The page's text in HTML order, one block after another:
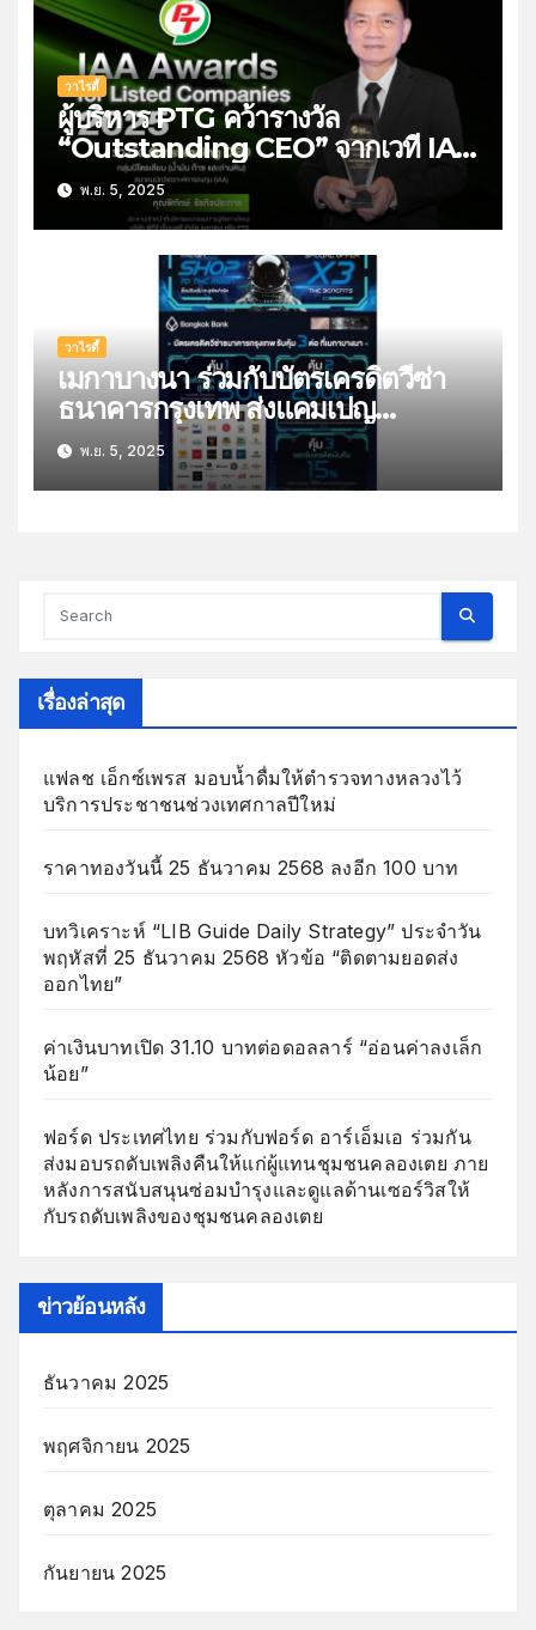
วาไรตี้
ผู้บริหาร PTG คว้ารางวัล
“Outstanding CEO” จากเวที IAA
Awards for Listed Companies
2025 สะท้อนความเชื่อมั่นนัก
วิเคราะห์-ผู้จัดการกองทุน
พ.ย. 5, 2025
วาไรตี้
เมกาบางนา ร่วมกับบัตรเครดิตวีซ่า
ธนาคารกรุงเทพ ส่งแคมเปญ
“MEGA SHOP TO THE MOON”
ช็อปรับคุ้ม ทะลุขีดจำกัด มอบสิทธิ
พิเศษถึง 3 ต่อสุดคุ้มวันนี้-4 ม.ค.69
พ.ย. 5, 2025
เรื่องล่าสุด
แฟลช เอ็กซ์เพรส มอบน้ำดื่มให้ตำรวจทางหลวงไว้
บริการประชาชนช่วงเทศกาลปีใหม่
ราคาทองวันนี้ 25 ธันวาคม 2568 ลงอีก 100 บาท
บทวิเคราะห์ “LIB Guide Daily Strategy” ประจำวัน
พฤหัสที่ 25 ธันวาคม 2568 หัวข้อ “ติดตามยอดส่ง
ออกไทย”
ค่าเงินบาทเปิด 31.10 บาทต่อดอลลาร์ “อ่อนค่าลงเล็ก
น้อย”
ฟอร์ด ประเทศไทย ร่วมกับฟอร์ด อาร์เอ็มเอ ร่วมกัน
ส่งมอบรถดับเพลิงคืนให้แก่ผู้แทนชุมชนคลองเตย ภาย
หลังการสนับสนุนซ่อมบำรุงและดูแลด้านเซอร์วิสให้
กับรถดับเพลิงของชุมชนคลองเตย
ข่าวย้อนหลัง
ธันวาคม 2025
พฤศจิกายน 2025
ตุลาคม 2025
กันยายน 2025